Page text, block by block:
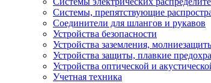
Системы, препятствующие
Соединители для шлангов и рукавов
Устройства безопасности
Устройства заземления,
Устройства защиты, плавкие
Устройства оптической и
Учетная техника